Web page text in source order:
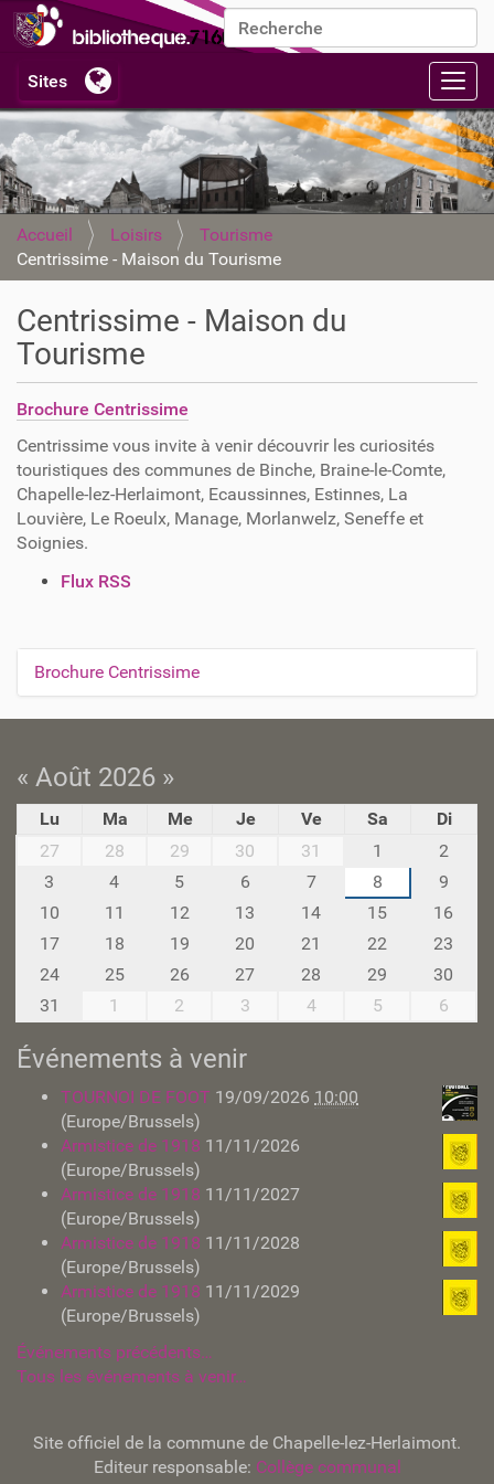
Chercher par
Recherche avancée…
Accueil Loisirs
Tourisme
Centrissime - Maison du Tourisme
Centrissime - Maison du
Tourisme
Brochure Centrissime
Centrissime vous invite à venir découvrir les curiosités
touristiques des communes de Binche, Braine-le-Comte,
Chapelle-lez-Herlaimont, Ecaussinnes, Estinnes, La
Louvière, Le Roeulx, Manage, Morlanwelz, Seneffe et
Soignies.
n
s
u
r
n
Flux RSS
N
g
a
o
n
Brochure Centrissime
« Août 2026 »
Lu Ma Me Je Ve Sa
Di
27
28 29 30 31 1
2
3
4 5 6 7 8
9
10
11 12 13 14 15
16
17
18 19 20 21 22
23
24
25 26 27 28 29
30
31
1 2 3 4 5 6
Événements à venir
TOURNOI DE FOOT 19/09/2026 10:00
(Europe/Brussels)
Armistice de 1918 11/11/2026
(Europe/Brussels)
Armistice de 1918 11/11/2027
(Europe/Brussels)
Armistice de 1918 11/11/2028
(Europe/Brussels)
Armistice de 1918 11/11/2029
(Europe/Brussels)
Événements précédents…
Tous les événements à venir…
Site officiel de la commune de Chapelle-lez-Herlaimont.
Editeur responsable: Collège communal